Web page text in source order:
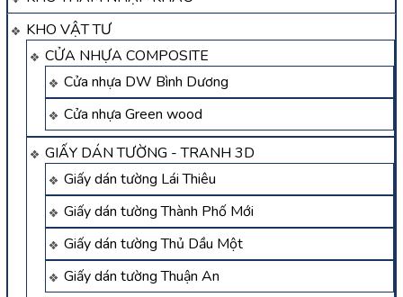
KHO VẬT TƯ
CỬA NHỰA COMPOSITE
Cửa nhựa DW Bình Dương
Cửa nhựa Green wood
GIẤY DÁN TƯỜNG - TRANH 3D
Giấy dán tường Lái Thiêu
Giấy dán tường Thành Phố Mới
Giấy dán tường Thủ Dầu Một
Giấy dán tường Thuận An